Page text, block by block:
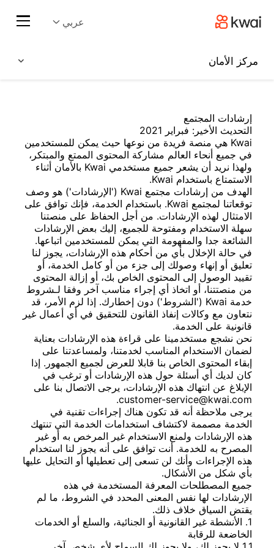
عربي
مركز الأمان